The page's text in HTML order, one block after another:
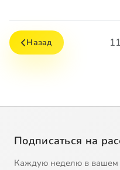
Назад
Подписаться на
Каждую неделю в вашем